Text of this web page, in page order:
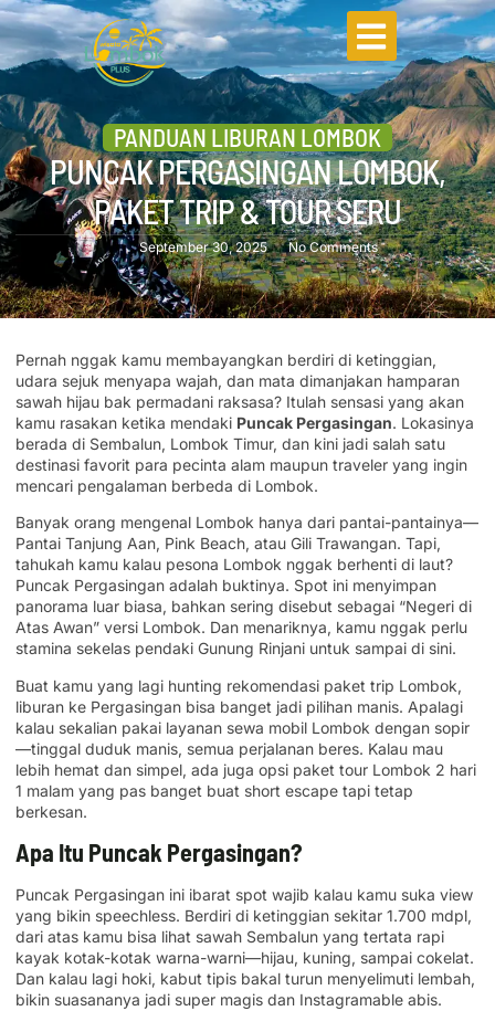
PANDUAN LIBURAN LOMBOK
PUNCAK PERGASINGAN LOMBOK,
PAKET TRIP & TOUR SERU
September 30, 2025 No Comments
Pernah nggak kamu membayangkan berdiri di ketinggian,
udara sejuk menyapa wajah, dan mata dimanjakan hamparan
sawah hijau bak permadani raksasa? Itulah sensasi yang akan
kamu rasakan ketika mendaki Puncak Pergasingan. Lokasinya
berada di Sembalun, Lombok Timur, dan kini jadi salah satu
destinasi favorit para pecinta alam maupun traveler yang ingin
mencari pengalaman berbeda di Lombok.
Banyak orang mengenal Lombok hanya dari pantai-pantainya—
Pantai Tanjung Aan, Pink Beach, atau Gili Trawangan. Tapi,
tahukah kamu kalau pesona Lombok nggak berhenti di laut?
Puncak Pergasingan adalah buktinya. Spot ini menyimpan
panorama luar biasa, bahkan sering disebut sebagai “Negeri di
Atas Awan” versi Lombok. Dan menariknya, kamu nggak perlu
stamina sekelas pendaki Gunung Rinjani untuk sampai di sini.
Buat kamu yang lagi hunting rekomendasi paket trip Lombok,
liburan ke Pergasingan bisa banget jadi pilihan manis. Apalagi
kalau sekalian pakai layanan sewa mobil Lombok dengan sopir
—tinggal duduk manis, semua perjalanan beres. Kalau mau
lebih hemat dan simpel, ada juga opsi paket tour Lombok 2 hari
1 malam yang pas banget buat short escape tapi tetap
berkesan.
Apa Itu Puncak Pergasingan?
Puncak Pergasingan ini ibarat spot wajib kalau kamu suka view
yang bikin speechless. Berdiri di ketinggian sekitar 1.700 mdpl,
dari atas kamu bisa lihat sawah Sembalun yang tertata rapi
kayak kotak-kotak warna-warni—hijau, kuning, sampai cokelat.
Dan kalau lagi hoki, kabut tipis bakal turun menyelimuti lembah,
bikin suasananya jadi super magis dan Instagramable abis.